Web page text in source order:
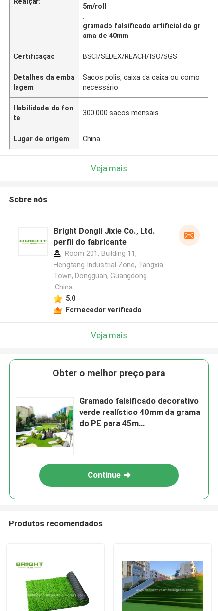
5m/roll
,
gramado falsificado artificial da gr
ama de 40mm
Certificação BSCI/SEDEX/REACH/ISO/SGS
Detalhes da emba
lagem
Sacos polis, caixa da caixa ou como
necessário
Habilidade da fon
te
300.000 sacos mensais
Lugar de origem China
Veja mais
Sobre nós
Bright Dongli Jixie Co., Ltd.
perfil do fabricante
Room 201, Building 11,
Hengtang Industrial Zone, Tangxia
Town, Dongguan, Guangdong
,China
5.0
Fornecedor verificado
Veja mais
Obter o melhor preço para
Gramado falsificado decorativo
verde realístico 40mm da grama
do PE para 45m
Continue
Produtos recomendados